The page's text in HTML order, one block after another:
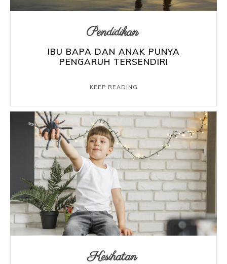
Pendidikan
IBU BAPA DAN ANAK PUNYA
PENGARUH TERSENDIRI
KEEP READING
Kesihatan